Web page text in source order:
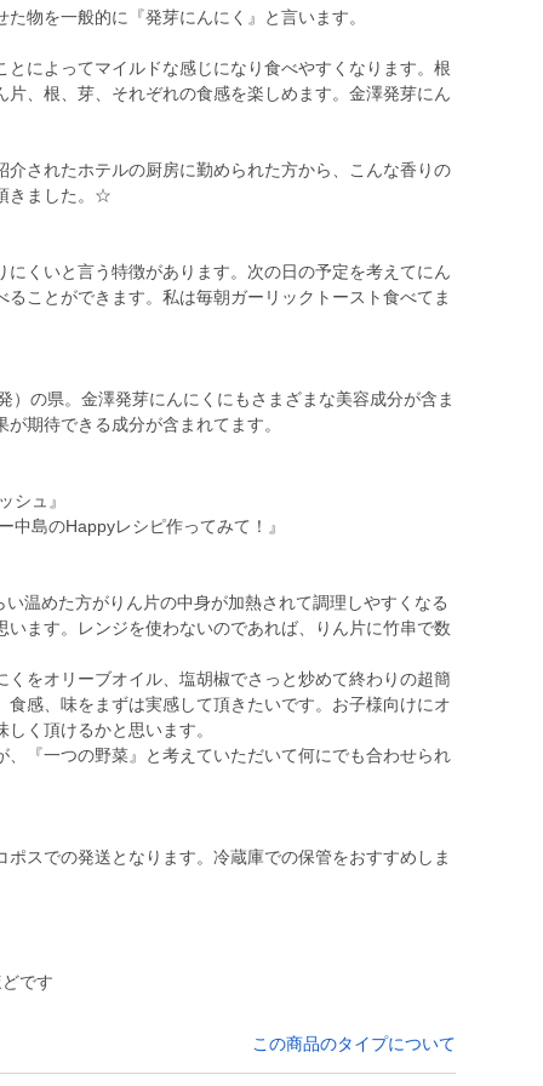
物を一般的に『発芽にんにく』と言います。
によってマイルドな感じになり食べやすくなります。根
、根、芽、それぞれの食感を楽しめます。金澤発芽にん
されたホテルの厨房に勤められた方から、こんな香りの
きました。☆
くいと言う特徴があります。次の日の予定を考えてにん
ことができます。私は毎朝ガーリックトースト食べてま
）の県。金澤発芽にんにくにもさまざまな美容成分が含ま
期待できる成分が含まれてます。
シュ』
島のHappyレシピ作ってみて！』
温めた方がりん片の中身が加熱されて調理しやすくなる
ます。レンジを使わないのであれば、りん片に竹串で数
をオリーブオイル、塩胡椒でさっと炒めて終わりの超簡
感、味をまずは実感して頂きたいです。お子様向けにオ
く頂けるかと思います。
『一つの野菜』と考えていただいて何にでも合わせられ
スでの発送となります。冷蔵庫での保管をおすすめしま
です
この商品のタイプについて